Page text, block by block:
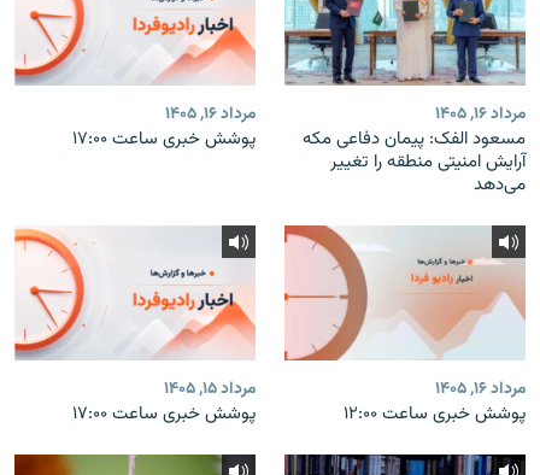
مرداد ۱۶, ۱۴۰۵
مسعود الفک: پیمان دفاعی مکه
آرایش امنیتی منطقه را تغییر
می‌دهد
مرداد ۱۶, ۱۴۰۵
پوشش خبری ساعت ۱۷:۰۰
مرداد ۱۶, ۱۴۰۵
پوشش خبری ساعت ۱۲:۰۰
مرداد ۱۵, ۱۴۰۵
پوشش خبری ساعت ۱۷:۰۰